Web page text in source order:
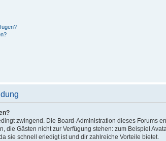
zwingend. Die Board-Administration dieses Forums
die Gästen nicht zur Verfügung stehen: zum Beispiel
sie schnell erledigt ist und dir zahlreiche Vorteile bietet.